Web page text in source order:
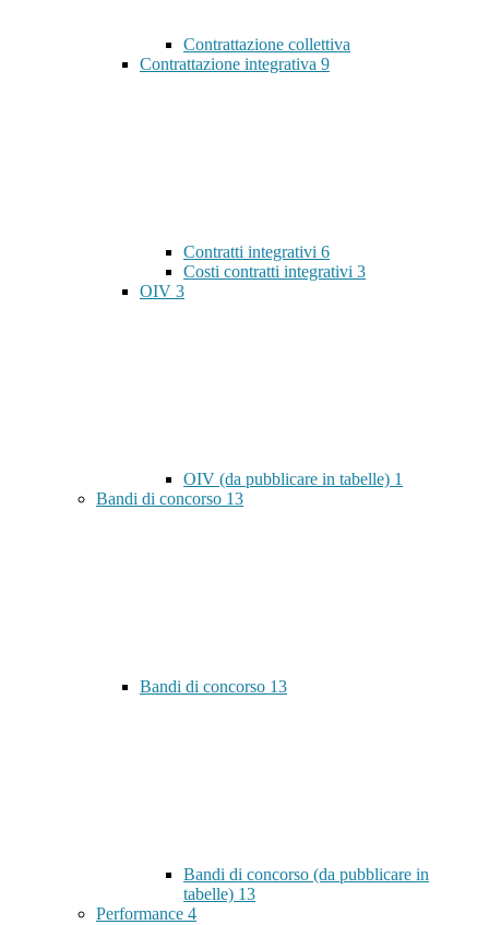
Contrattazione collettiva
Contrattazione integrativa 9
Contratti integrativi 6
Costi contratti integrativi 3
OIV 3
OIV (da pubblicare in tabelle) 1
Bandi di concorso 13
Bandi di concorso 13
Bandi di concorso (da pubblicare in
tabelle) 13
Performance 4